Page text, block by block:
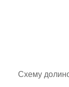
Схему